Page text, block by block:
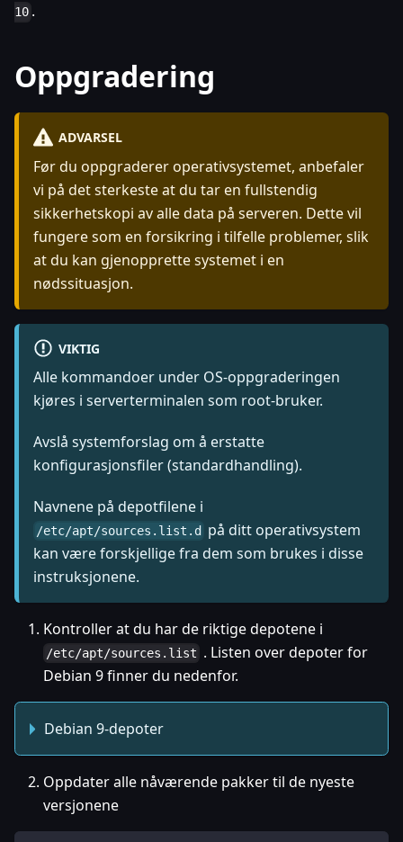
10 .
Oppgradering
ADVARSEL
Før du oppgraderer operativsystemet, anbefaler
vi på det sterkeste at du tar en fullstendig
sikkerhetskopi av alle data på serveren. Dette vil
fungere som en forsikring i tilfelle problemer, slik
at du kan gjenopprette systemet i en
nødssituasjon.
VIKTIG
Alle kommandoer under OS-oppgraderingen
kjøres i serverterminalen som root-bruker.
Avslå systemforslag om å erstatte
konfigurasjonsfiler (standardhandling).
Navnene på depotfilene i
/etc/apt/sources.list.d
på ditt operativsystem
kan være forskjellige fra dem som brukes i disse
instruksjonene.
Kontroller at du har de riktige depotene i
/etc/apt/sources.list . Listen over depoter for
Debian 9 finner du nedenfor.
Debian 9-depoter
Oppdater alle nåværende pakker til de nyeste
versjonene